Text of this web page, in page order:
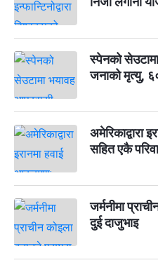
स्पेनको
जनाको मृत्यु,
अमेरिकाद्वारा
सहित एकै
जर्मनीमा
दुई दाजुभाइ